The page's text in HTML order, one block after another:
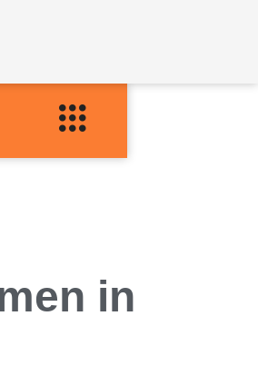
in